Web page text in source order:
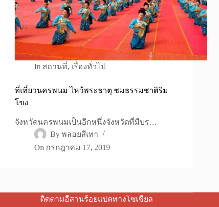
In สถานที่, เรื่องทั่วไป
ที่เที่ยวนครพนม ไหว้พระธาตุ ชมธรรมชาติริม
โขง
จังหวัดนครพนมเป็นอีกหนึ่งจังหวัดที่มีบร…
By พลอยสีเทา
On กรกฎาคม 17, 2019
ติดตามอีสานร้อยแปดทางโซเชียล